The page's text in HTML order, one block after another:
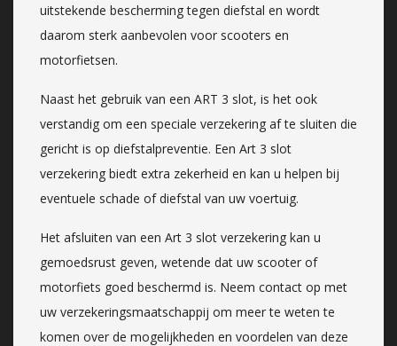
uitstekende bescherming tegen diefstal en wordt
daarom sterk aanbevolen voor scooters en
motorfietsen.
Naast het gebruik van een ART 3 slot, is het ook
verstandig om een speciale verzekering af te sluiten die
gericht is op diefstalpreventie. Een Art 3 slot
verzekering biedt extra zekerheid en kan u helpen bij
eventuele schade of diefstal van uw voertuig.
Het afsluiten van een Art 3 slot verzekering kan u
gemoedsrust geven, wetende dat uw scooter of
motorfiets goed beschermd is. Neem contact op met
uw verzekeringsmaatschappij om meer te weten te
komen over de mogelijkheden en voordelen van deze